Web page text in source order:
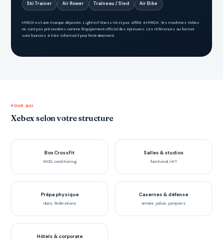
Ski Trainer Air Rower Traîneau / Sled Air Bike
HYROX est une marque déposée. Light In Fitness n'est pas affilié à HYROX ; les machines Xebex
ne sont pas présentées comme l'équipement officiel des épreuves. Les références au format
sont fournies à titre informatif pour l'entraînement.
POUR QUI
Xebex selon votre structure
Box CrossFit
WOD, conditioning
Salles & studios
functional, HIIT
Prépa physique
clubs, fédérations
Casernes & défense
armée, police, pompiers
Hôtels & corporate